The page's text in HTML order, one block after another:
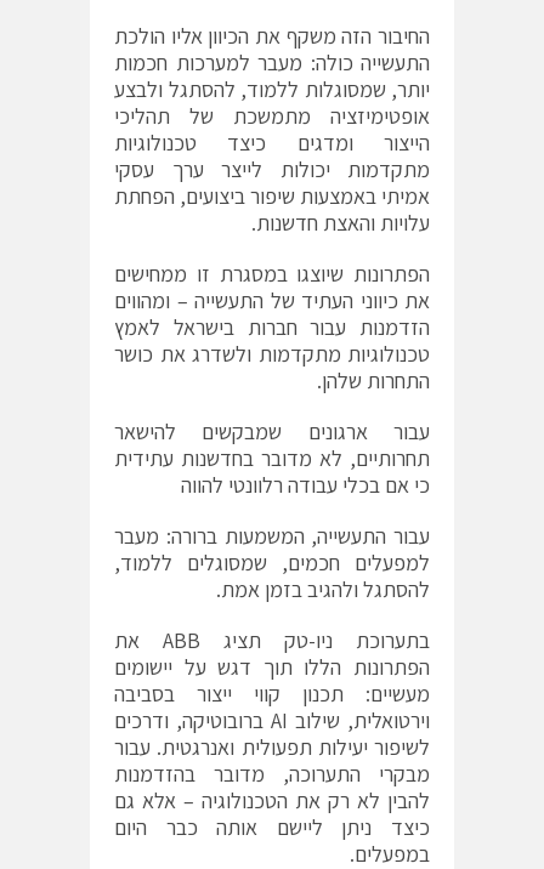
החיבור הזה משקף את הכיוון אליו הולכת
התעשייה כולה: מעבר למערכות חכמות
יותר, שמסוגלות ללמוד, להסתגל ולבצע
אופטימיזציה מתמשכת של תהליכי
הייצור ומדגים כיצד טכנולוגיות
מתקדמות יכולות לייצר ערך עסקי
אמיתי באמצעות שיפור ביצועים, הפחתת
עלויות והאצת חדשנות.
הפתרונות שיוצגו במסגרת זו ממחישים
את כיווני העתיד של התעשייה – ומהווים
הזדמנות עבור חברות בישראל לאמץ
טכנולוגיות מתקדמות ולשדרג את כושר
התחרות שלהן.
עבור ארגונים שמבקשים להישאר
תחרותיים, לא מדובר בחדשנות עתידית
כי אם בכלי עבודה רלוונטי להווה
עבור התעשייה, המשמעות ברורה: מעבר
למפעלים חכמים, שמסוגלים ללמוד,
להסתגל ולהגיב בזמן אמת.
בתערוכת ניו-טק תציג ABB את
הפתרונות הללו תוך דגש על יישומים
מעשיים: תכנון קווי ייצור בסביבה
וירטואלית, שילוב AI ברובוטיקה, ודרכים
לשיפור יעילות תפעולית ואנרגטית. עבור
מבקרי התערוכה, מדובר בהזדמנות
להבין לא רק את הטכנולוגיה – אלא גם
כיצד ניתן ליישם אותה כבר היום
במפעלים.